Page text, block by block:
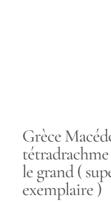
Grèce
le grand (
exemplaire )